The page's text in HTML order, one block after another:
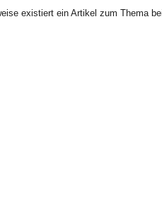
existiert ein Artikel zum Thema